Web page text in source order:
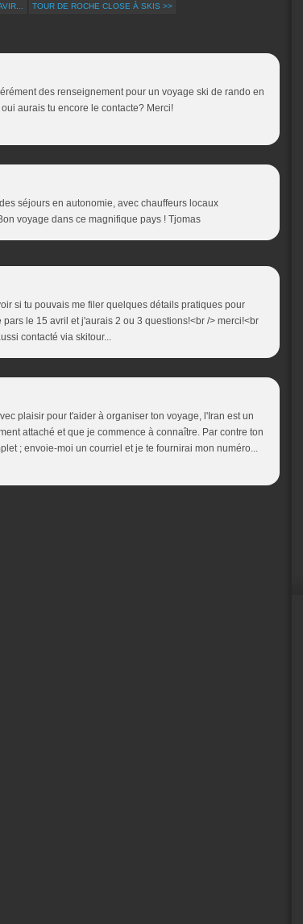
TOUR DE ROCHE CLOSE À SKIS >>
des renseignement pour un voyage ski de rando en
aurais tu encore le contacte? Merci!
séjours en autonomie, avec chauffeurs locaux
voyage dans ce magnifique pays ! Tjomas
si tu pouvais me filer quelques détails pratiques pour
le 15 avril et j'aurais 2 ou 3 questions!<br /> merci!<br
contacté via skitour...
plaisir pour t'aider à organiser ton voyage, l'Iran est un
attaché et que je commence à connaître. Par contre ton
; envoie-moi un courriel et je te fournirai mon numéro...